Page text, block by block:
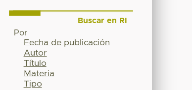
Buscar en RI
Por
Fecha de publicación
Autor
Título
Materia
Tipo